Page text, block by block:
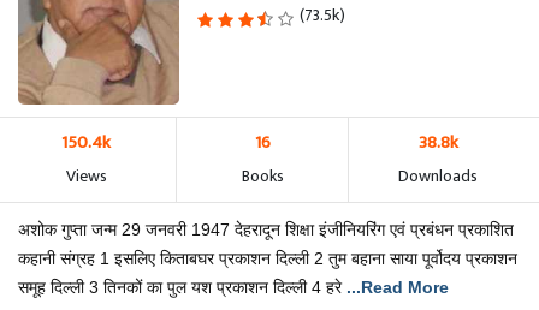
(73.5k)
150.4k
Views
16
Books
38.8k
Downloads
अशोक गुप्ता जन्म 29 जनवरी 1947 देहरादून शिक्षा इंजीनियरिंग एवं प्रबंधन प्रकाशित
कहानी संग्रह 1 इसलिए किताबघर प्रकाशन दिल्ली 2 तुम बहाना साया पूर्वोदय प्रकाशन
समूह दिल्ली 3 तिनकों का पुल यश प्रकाशन दिल्ली 4 हरे ...Read More